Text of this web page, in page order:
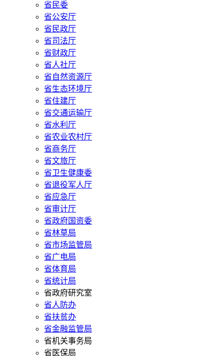
省民委
省公安厅
省民政厅
省司法厅
省财政厅
省人社厅
省自然资源厅
省生态环境厅
省住建厅
省交通运输厅
省水利厅
省农业农村厅
省商务厅
省文旅厅
省卫生健康委
省退役军人厅
省应急厅
省审计厅
省政府国资委
省林草局
省市场监管局
省广电局
省体育局
省统计局
省政府研究室
省人防办
省扶贫办
省金融监管局
省机关事务局
省医保局